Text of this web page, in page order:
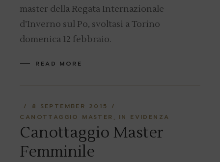
master della Regata Internazionale
d’Inverno sul Po, svoltasi a Torino
domenica 12 febbraio.
READ MORE
8 SEPTEMBER 2015
CANOTTAGGIO MASTER
IN EVIDENZA
Canottaggio Master
Femminile